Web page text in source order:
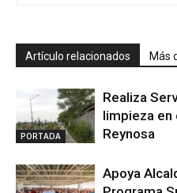
Artículo relacionados Más
PORTADA
Realiza
limpieza
Reynosa
Apoya